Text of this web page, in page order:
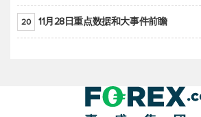
20 11月28日重点数据和大事件前瞻